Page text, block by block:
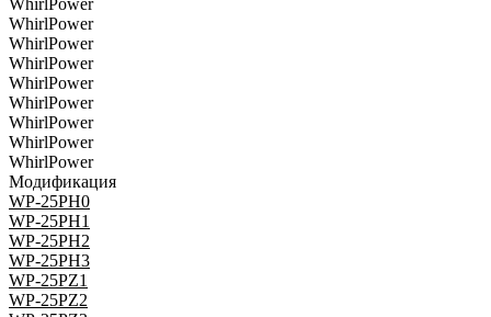
WhirlPower
WhirlPower
WhirlPower
WhirlPower
WhirlPower
WhirlPower
WhirlPower
WhirlPower
Модификация
WP-25PH0
WP-25PH1
WP-25PH2
WP-25PH3
WP-25PZ1
WP-25PZ2